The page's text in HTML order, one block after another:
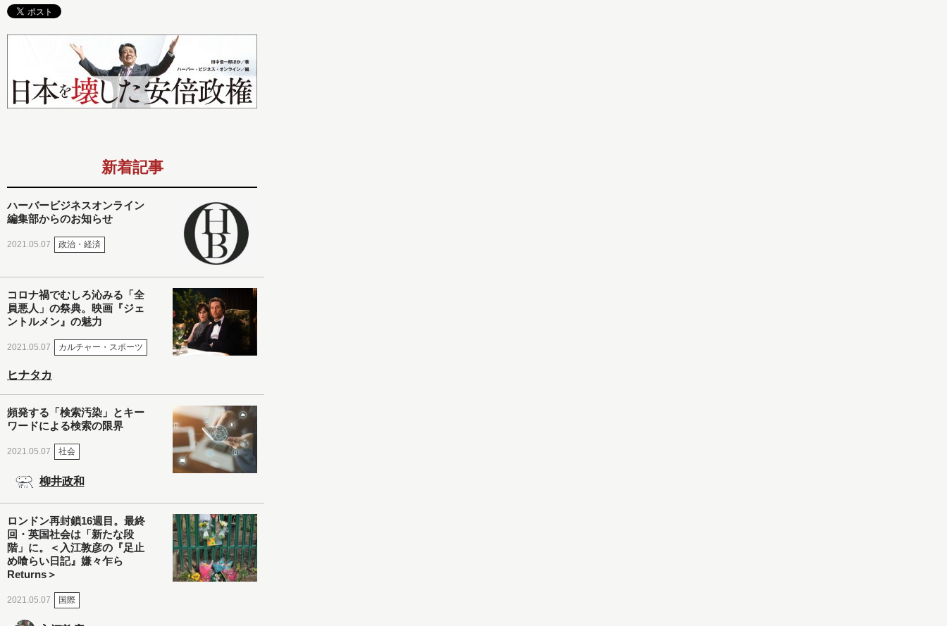
新着記事
ハーバービジネスオンライン
編集部からのお知らせ
2021.05.07 政治・経済
コロナ禍でむしろ沁みる「全
員悪人」の祭典。映画『ジェ
ントルメン』の魅力
2021.05.07 カルチャー・スポーツ
ヒナタカ
頻発する「検索汚染」とキー
ワードによる検索の限界
2021.05.07 社会
柳井政和
ロンドン再封鎖16週目。最終
回・英国社会は「新たな段
階」に。＜入江敦彦の『足止
め喰らい日記』嫌々乍ら
Returns＞
2021.05.07 国際